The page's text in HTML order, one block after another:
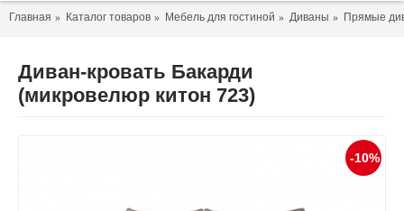
Главная Каталог товаров Мебель для гостиной Диваны Прямые
Диван-кровать Бакарди
(микровелюр китон 723)
-10%